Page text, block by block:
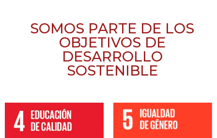
SOMOS PARTE DE LOS
OBJETIVOS DE
DESARROLLO
SOSTENIBLE